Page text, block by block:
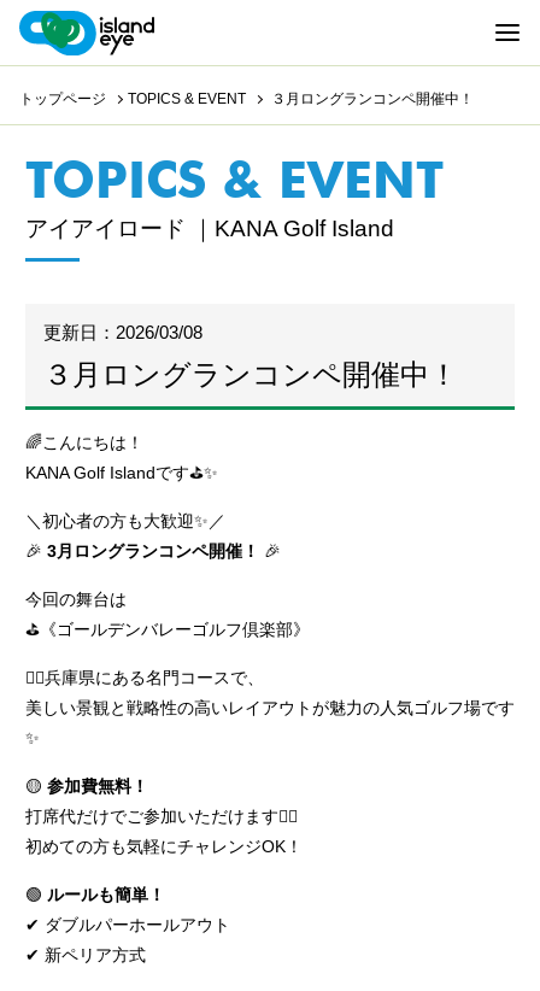
トップページ TOPICS & EVENT ３月ロングランコンペ開催中！
TOPICS & EVENT
アイアイロード ｜KANA Golf Island
更新日：2026/03/08
３月ロングランコンペ開催中！
🌈こんにちは！
KANA Golf Islandです⛳️✨
＼初心者の方も大歓迎✨／
🎉 3月ロングランコンペ開催！ 🎉
今回の舞台は
⛳️《ゴールデンバレーゴルフ倶楽部》
🏌️‍♂️兵庫県にある名門コースで、
美しい景観と戦略性の高いレイアウトが魅力の人気ゴルフ場です
✨
🟡 参加費無料！
打席代だけでご参加いただけます🙆‍♀️
初めての方も気軽にチャレンジOK！
🟢 ルールも簡単！
✔ ダブルパーホールアウト
✔ 新ペリア方式